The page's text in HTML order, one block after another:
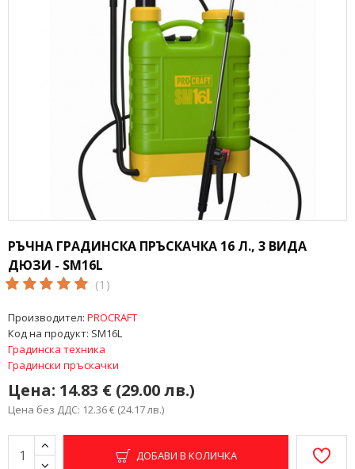
РЪЧНА ГРАДИНСКА ПРЪСКАЧКА 16 Л., 3 ВИДА
ДЮЗИ - SM16L
(1)
Цена: 14.83 € (29.00 лв.)
Цена без ДДС: 12.36 € (24.17 лв.)
Производител: PROCRAFT
Код на продукт: SM16L
Градинска техника
Градински пръскачки
ДОБАВИ В КОЛИЧКА